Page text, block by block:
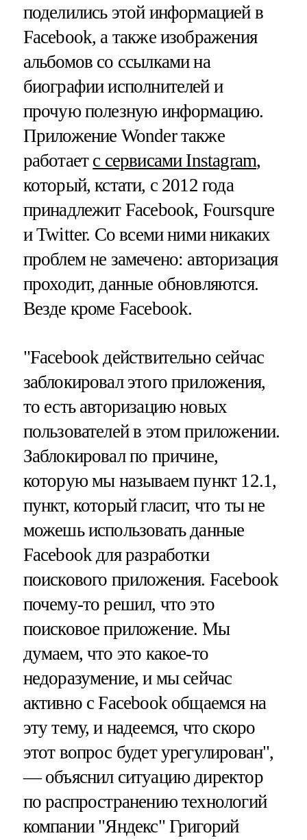
поделились этой информацией в
Facebook, а также изображения
альбомов со ссылками на
биографии исполнителей и
прочую полезную информацию.
Приложение Wonder также
работает с сервисами Instagram,
который, кстати, с 2012 года
принадлежит Facebook, Foursqure
и Twitter. Со всеми ними никаких
проблем не замечено: авторизация
проходит, данные обновляются.
Везде кроме Facebook.
"Facebook действительно сейчас
заблокировал этого приложения,
то есть авторизацию новых
пользователей в этом приложении.
Заблокировал по причине,
которую мы называем пункт 12.1,
пункт, который гласит, что ты не
можешь использовать данные
Facebook для разработки
поискового приложения. Facebook
почему-то решил, что это
поисковое приложение. Мы
думаем, что это какое-то
недоразумение, и мы сейчас
активно с Facebook общаемся на
эту тему, и надеемся, что скоро
этот вопрос будет урегулирован",
— объяснил ситуацию директор
по распространению технологий
компании "Яндекс" Григорий